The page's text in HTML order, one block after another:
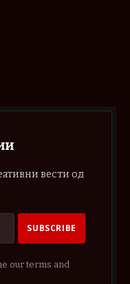
вести од
our terms and